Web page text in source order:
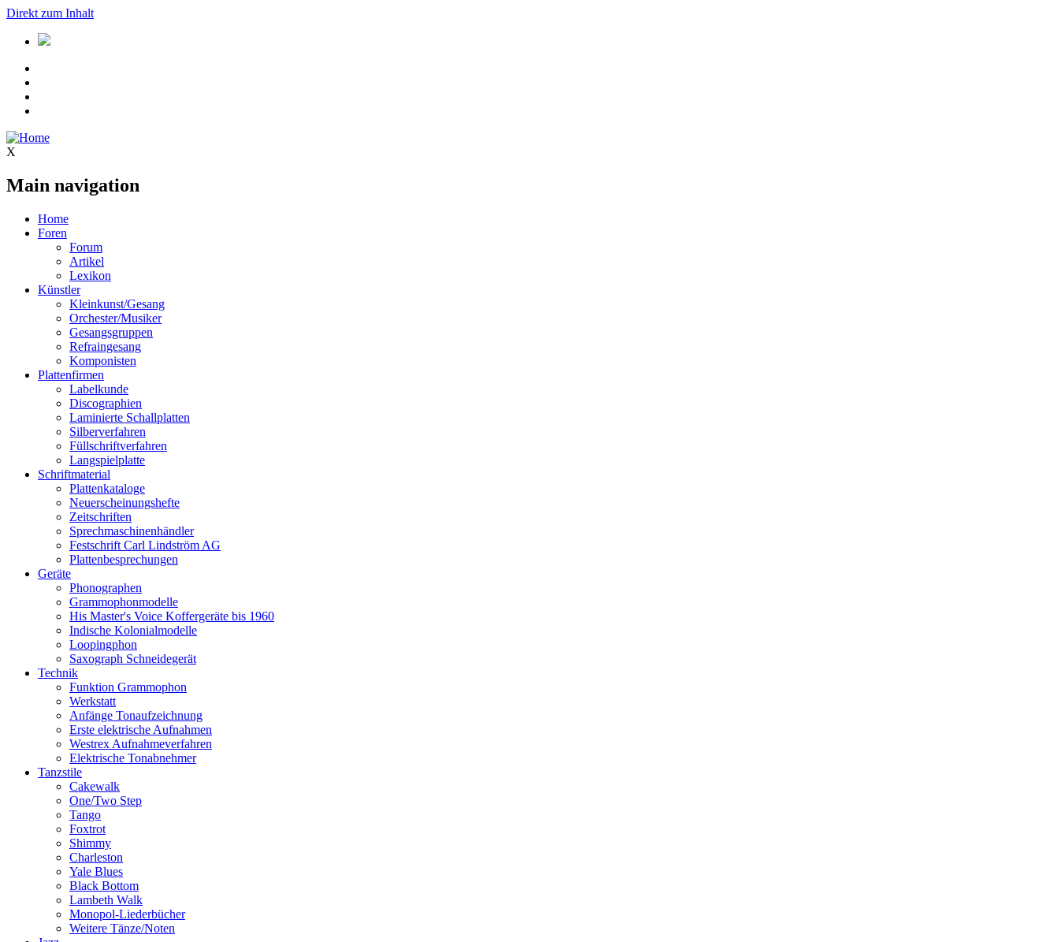
Direkt zum Inhalt
X
Main navigation
Home
Foren
Forum
Artikel
Lexikon
Künstler
Kleinkunst/Gesang
Orchester/Musiker
Gesangsgruppen
Refraingesang
Komponisten
Plattenfirmen
Labelkunde
Discographien
Laminierte Schallplatten
Silberverfahren
Füllschriftverfahren
Langspielplatte
Schriftmaterial
Plattenkataloge
Neuerscheinungshefte
Zeitschriften
Sprechmaschinenhändler
Festschrift Carl Lindström AG
Plattenbesprechungen
Geräte
Phonographen
Grammophonmodelle
His Master's Voice Koffergeräte bis 1960
Indische Kolonialmodelle
Loopingphon
Saxograph Schneidegerät
Technik
Funktion Grammophon
Werkstatt
Anfänge Tonaufzeichnung
Erste elektrische Aufnahmen
Westrex Aufnahmeverfahren
Elektrische Tonabnehmer
Tanzstile
Cakewalk
One/Two Step
Tango
Foxtrot
Shimmy
Charleston
Yale Blues
Black Bottom
Lambeth Walk
Monopol-Liederbücher
Weitere Tänze/Noten